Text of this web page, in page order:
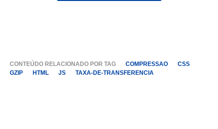
CONTEÚDO RELACIONADO POR TAG COMPRESSAO
CSS
GZIP
HTML JS TAXA-DE-TRANSFERENCIA